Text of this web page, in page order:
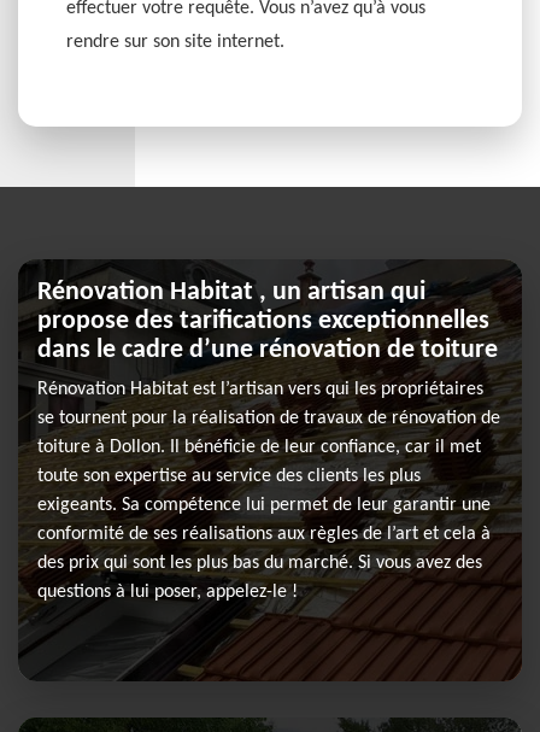
effectuer votre requête. Vous n’avez qu’à vous
rendre sur son site internet.
Rénovation Habitat , un artisan qui
propose des tarifications exceptionnelles
dans le cadre d’une rénovation de toiture
Rénovation Habitat est l’artisan vers qui les propriétaires
se tournent pour la réalisation de travaux de rénovation de
toiture à Dollon. Il bénéficie de leur confiance, car il met
toute son expertise au service des clients les plus
exigeants. Sa compétence lui permet de leur garantir une
conformité de ses réalisations aux règles de l’art et cela à
des prix qui sont les plus bas du marché. Si vous avez des
questions à lui poser, appelez-le !